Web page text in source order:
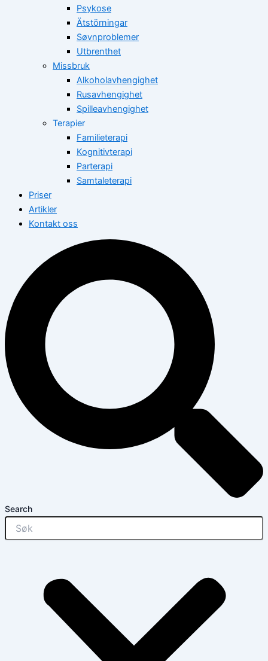
Psykose
Ätstörningar
Søvnproblemer
Utbrenthet
Missbruk
Alkoholavhengighet
Rusavhengighet
Spilleavhengighet
Terapier
Familieterapi
Kognitivterapi
Parterapi
Samtaleterapi
Priser
Artikler
Kontakt oss
Search